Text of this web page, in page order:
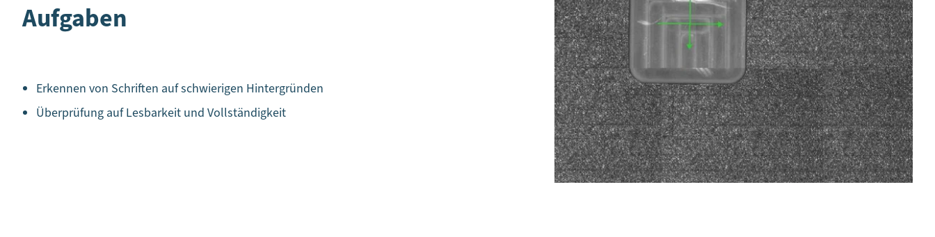
Aufgaben
Erkennen von Schriften auf schwierigen Hintergründen
Überprüfung auf Lesbarkeit und Vollständigkeit